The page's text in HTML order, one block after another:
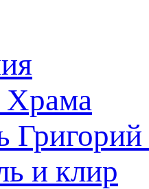
Храма
и клир